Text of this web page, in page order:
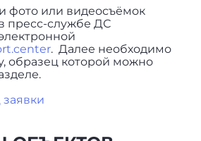
фото или видеосъёмок
пресс-службе ДС
. Далее необходимо
образец которой можно
заявки